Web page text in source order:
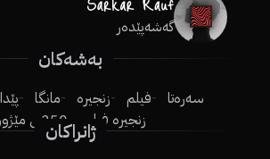
گەشەپێدەر
بەشەکان
سەرەتا فیلم زنجیرە مانگا
زنجیرە فیلم
250ـی مێژوو
ژانراکان